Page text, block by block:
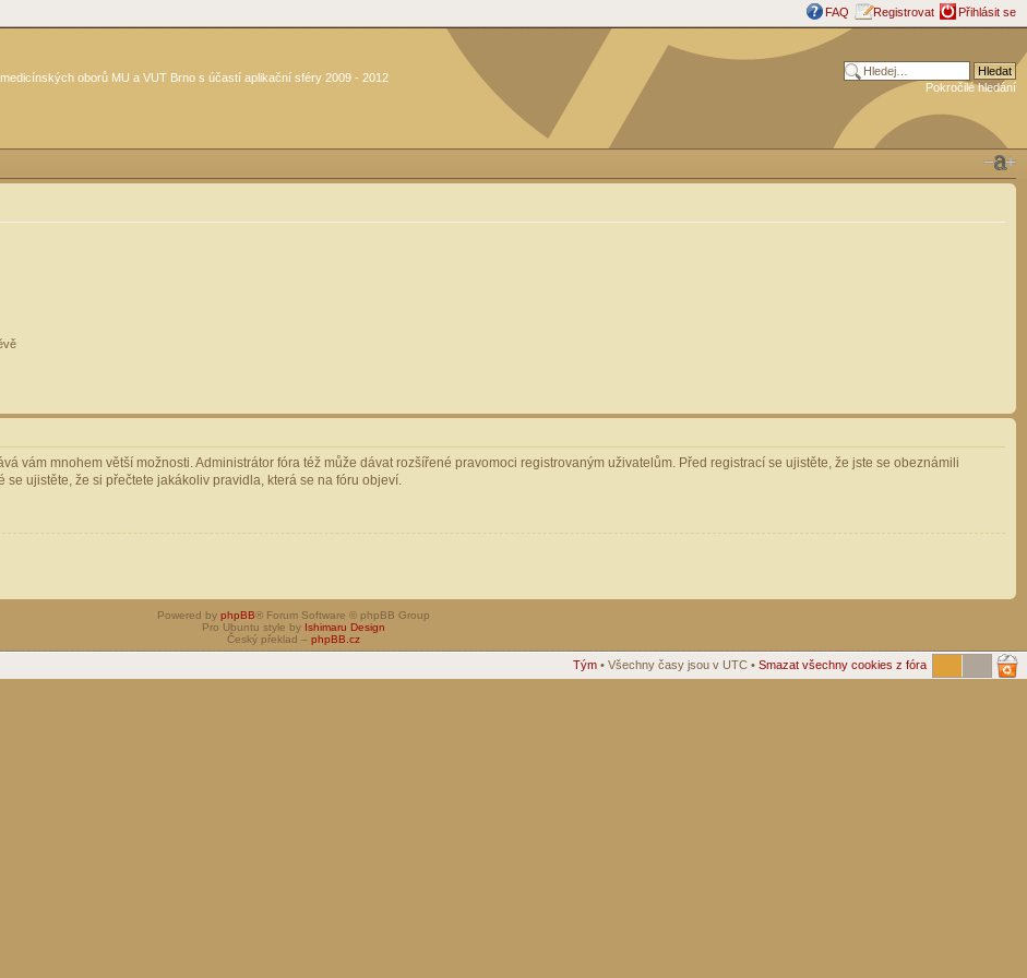
FAQ Registrovat Přihlásit se
oborů MU a VUT Brno s účastí aplikační sféry 2009 - 2012
Pokročilé hledání
vám mnohem větší možnosti. Administrátor fóra též může dávat rozšířené pravomoci registrovaným uživatelům. Před registrací se ujistěte, že jste se obeznámili
ujistěte, že si přečtete jakákoliv pravidla, která se na fóru objeví.
Powered by phpBB® Forum Software © phpBB Group
Pro Ubuntu style by Ishimaru Design
Český překlad – phpBB.cz
Tým • Všechny časy jsou v UTC • Smazat všechny cookies z fóra